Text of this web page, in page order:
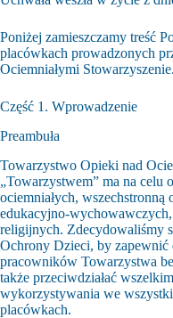
Poniżej zamieszczamy treść
placówkach prowadzonych
Ociemniałymi Stowarzyszenie.
Część 1. Wprowadzenie
Preambuła
Towarzystwo Opieki nad
„Towarzystwem” ma na celu
ociemniałych,
edukacyjno-
religijnych. Zdecydowaliśmy
Ochrony Dzieci, by zapewnić
pracowników Towarzystwa
także przeciwdziałać
wykorzystywania we
placówkach.